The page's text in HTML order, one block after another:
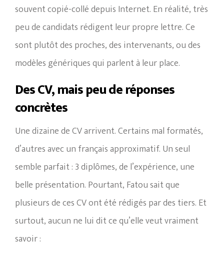
souvent copié-collé depuis Internet. En réalité, très
peu de candidats rédigent leur propre lettre. Ce
sont plutôt des proches, des intervenants, ou des
modèles génériques qui parlent à leur place.
Des CV, mais peu de réponses
concrètes
Une dizaine de CV arrivent. Certains mal formatés,
d’autres avec un français approximatif. Un seul
semble parfait : 3 diplômes, de l’expérience, une
belle présentation. Pourtant, Fatou sait que
plusieurs de ces CV ont été rédigés par des tiers. Et
surtout, aucun ne lui dit ce qu’elle veut vraiment
savoir :